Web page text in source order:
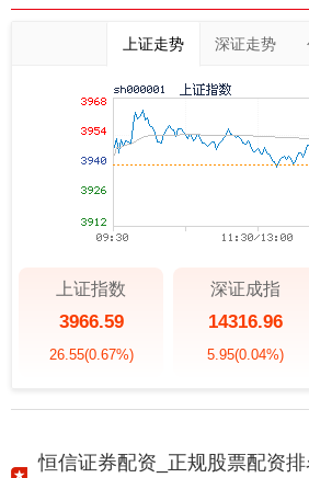
上证走势 深证走势
上证指数
3966.59
26.55(0.67%)
深证成指
14316.96
5.95(0.04%)
恒信证券配资_正规股票配资